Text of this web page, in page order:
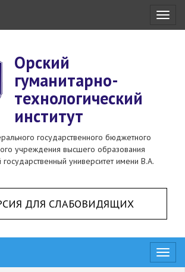
Орский
гуманитарно-
технологический
институт
государственного бюджетного
учреждения высшего образования
университет имени В.А.
ДЛЯ СЛАБОВИДЯЩИХ